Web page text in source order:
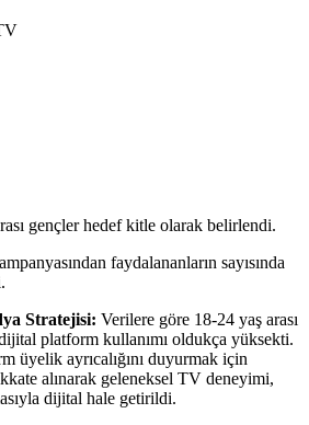
gençler hedef kitle olarak belirlendi.
faydalananların sayısında
Stratejisi: Verilere göre 18-24 yaş arası
platform kullanımı oldukça yüksekti.
üyelik ayrıcalığını duyurmak için
alınarak geleneksel TV deneyimi,
dijital hale getirildi.